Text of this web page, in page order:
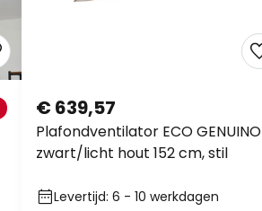
Plafondventilator ECO GENUINO
zwart/licht hout 152 cm, stil
€ 639,57
Levertijd: 6 - 10 werkdagen